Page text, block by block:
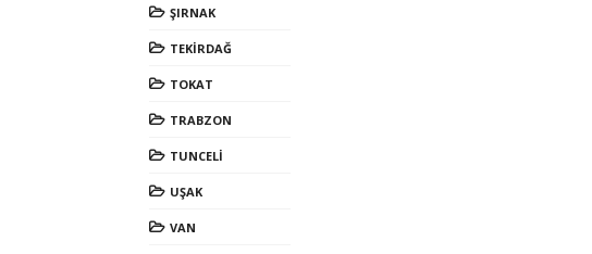
ŞIRNAK
TEKİRDAĞ
TOKAT
TRABZON
TUNCELİ
UŞAK
VAN